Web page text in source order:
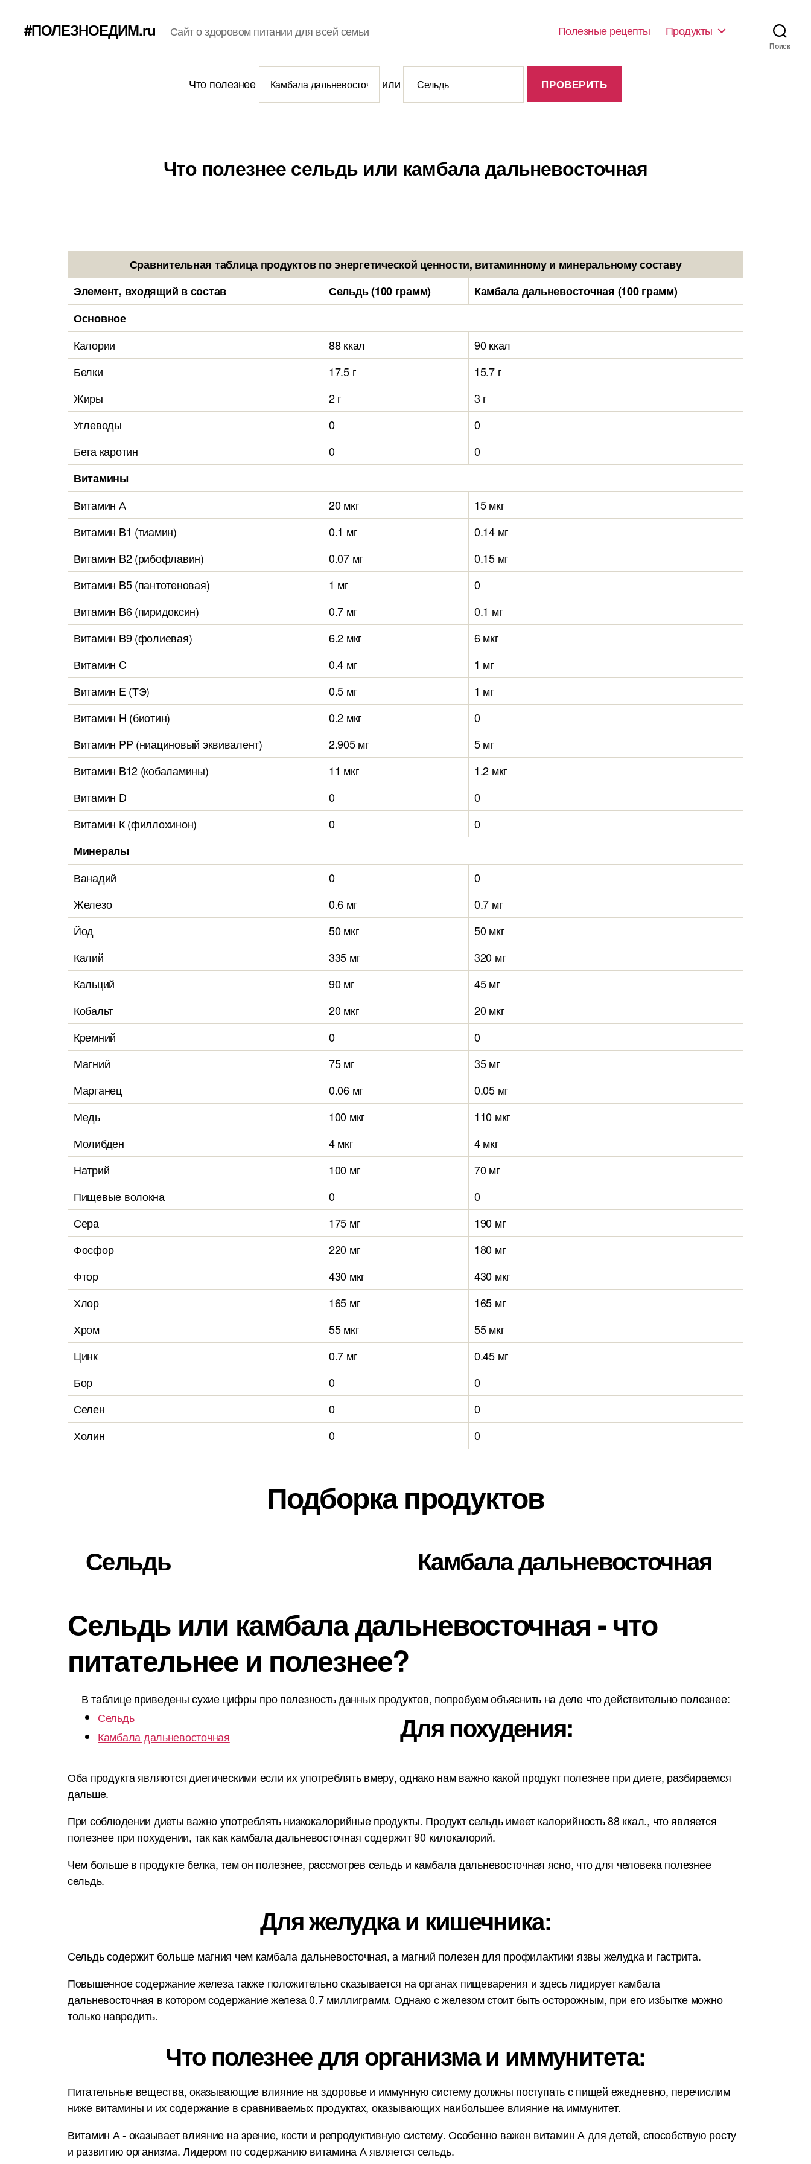
#ПОЛЕЗНОЕДИМ.ru Сайт о здоровом питании для всей семьи Полезные рецепты Продукты
Поиск
Что полезнее или
Что полезнее сельдь или камбала дальневосточная
Сравнительная таблица продуктов по энергетической ценности, витаминному и минеральному составу
Элемент, входящий в состав
Сельдь (100 грамм)
Камбала дальневосточная (100 грамм)
Основное
Калории
88 ккал
90 ккал
Белки
17.5 г
15.7 г
Жиры
2 г
3 г
Углеводы
0
0
Бета каротин
0
0
Витамины
Витамин А
20 мкг
15 мкг
Витамин B1 (тиамин)
0.1 мг
0.14 мг
Витамин B2 (рибофлавин)
0.07 мг
0.15 мг
Витамин B5 (пантотеновая)
1 мг
0
Витамин B6 (пиридоксин)
0.7 мг
0.1 мг
Витамин B9 (фолиевая)
6.2 мкг
6 мкг
Витамин C
0.4 мг
1 мг
Витамин E (ТЭ)
0.5 мг
1 мг
Витамин H (биотин)
0.2 мкг
0
Витамин PP (ниациновый эквивалент)
2.905 мг
5 мг
Витамин B12 (кобаламины)
11 мкг
1.2 мкг
Витамин D
0
0
Витамин К (филлохинон)
0
0
Минералы
Ванадий
0
0
Железо
0.6 мг
0.7 мг
Йод
50 мкг
50 мкг
Калий
335 мг
320 мг
Кальций
90 мг
45 мг
Кобальт
20 мкг
20 мкг
Кремний
0
0
Магний
75 мг
35 мг
Марганец
0.06 мг
0.05 мг
Медь
100 мкг
110 мкг
Молибден
4 мкг
4 мкг
Натрий
100 мг
70 мг
Пищевые волокна
0
0
Сера
175 мг
190 мг
Фосфор
220 мг
180 мг
Фтор
430 мкг
430 мкг
Хлор
165 мг
165 мг
Хром
55 мкг
55 мкг
Цинк
0.7 мг
0.45 мг
Бор
0
0
Селен
0
0
Холин
0 0
Подборка продуктов
Сельдь Камбала дальневосточная
Сельдь или камбала дальневосточная - что
питательнее и полезнее?
В таблице приведены сухие цифры про полезность данных продуктов, попробуем объяснить на деле что действительно полезнее:
Сельдь
Камбала дальневосточная
Для похудения:
Оба продукта являются диетическими если их употреблять вмеру, однако нам важно какой продукт полезнее при диете, разбираемся
дальше.
При соблюдении диеты важно употреблять низкокалорийные продукты. Продукт сельдь имеет калорийность 88 ккал., что является
полезнее при похудении, так как камбала дальневосточная содержит 90 килокалорий.
Чем больше в продукте белка, тем он полезнее, рассмотрев сельдь и камбала дальневосточная ясно, что для человека полезнее
сельдь.
Для желудка и кишечника:
Сельдь содержит больше магния чем камбала дальневосточная, а магний полезен для профилактики язвы желудка и гастрита.
Повышенное содержание железа также положительно сказывается на органах пищеварения и здесь лидирует камбала
дальневосточная в котором содержание железа 0.7 миллиграмм. Однако с железом стоит быть осторожным, при его избытке можно
только навредить.
Что полезнее для организма и иммунитета:
Питательные вещества, оказывающие влияние на здоровье и иммунную систему должны поступать с пищей ежедневно, перечислим
ниже витамины и их содержание в сравниваемых продуктах, оказывающих наибольшее влияние на иммунитет.
Витамин А - оказывает влияние на зрение, кости и репродуктивную систему. Особенно важен витамин А для детей, способствую росту
и развитию организма. Лидером по содержанию витамина А является сельдь.